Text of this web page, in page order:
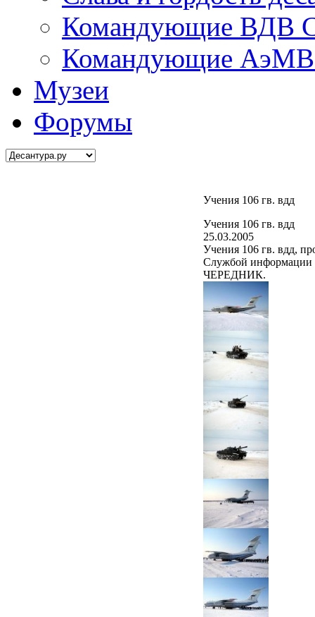
Командующие ВДВ
Командующие АэМВ
Музеи
Форумы
Учения 106 гв. вдд
Учения 106 гв. вдд
25.03.2005
Учения 106 гв. вдд,
Службой
ЧЕРЕДНИК.